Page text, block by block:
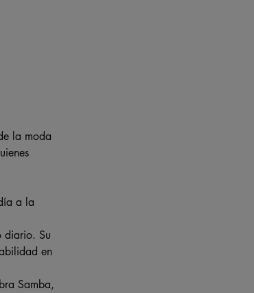
la moda
a la
diario. Su
en
Samba,